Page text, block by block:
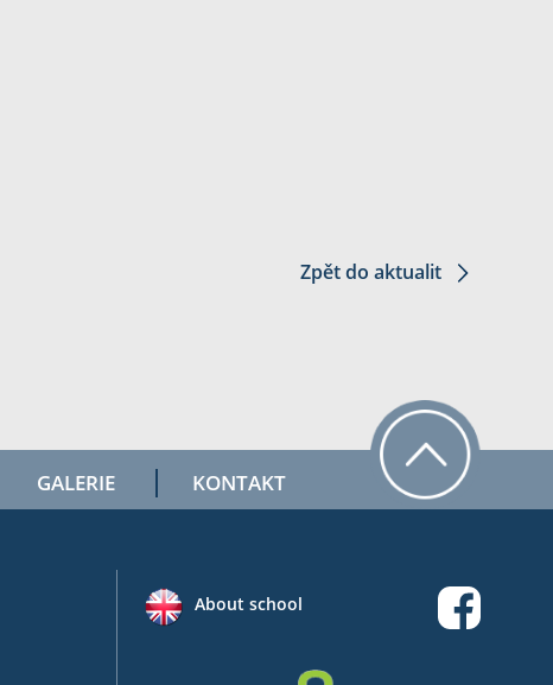
Zpět do aktualit
GALERIE KONTAKT
About school